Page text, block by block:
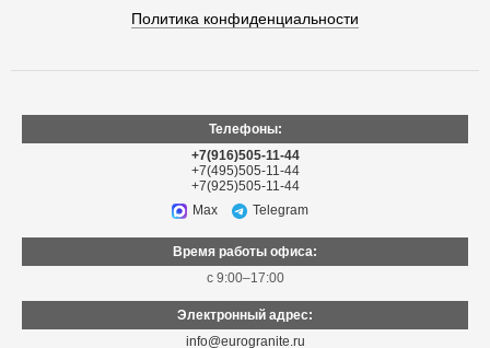
Политика конфиденциальности
Телефоны:
+7(916)505-11-44
+7(495)505-11-44
+7(925)505-11-44
Max
Telegram
Время работы офиса:
с 9:00–17:00
Электронный адрес:
info@eurogranite.ru